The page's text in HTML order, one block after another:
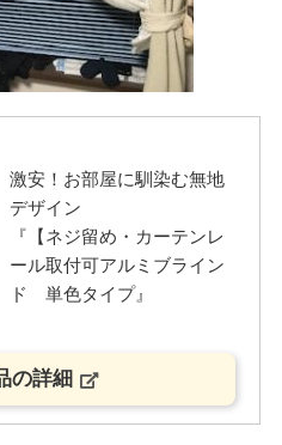
激安！お部屋に馴染む無地
デザイン
『【ネジ留め・カーテンレ
ール取付可アルミブライン
ド 単色タイプ』
の詳細